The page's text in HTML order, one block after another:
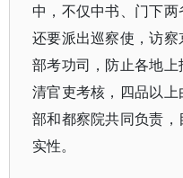
中，不仅中书、门下
还要派出巡察使，访
部考功司，防止各地
清官吏考核，四品以
部和都察院共同负责
实性。